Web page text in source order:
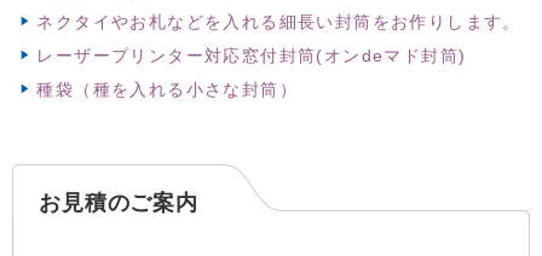
ネクタイやお札などを入れる細長い封筒をお作りします。
レーザープリンター対応窓付封筒(オンdeマド封筒)
種袋（種を入れる小さな封筒）
お見積のご案内